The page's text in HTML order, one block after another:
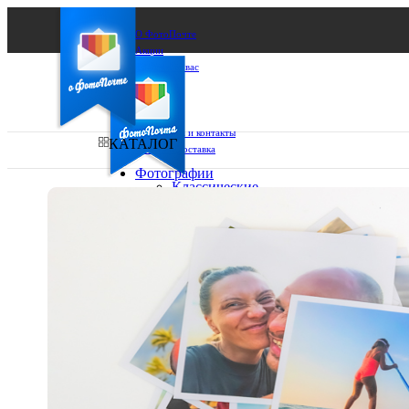
О ФотоПочте
Акции
Сделаем за вас
Бизнесу
FAQ
Франшиза
Поддержка и контакты
Оплата и доставка
Выберите из списка:
КАТАЛОГ
Фотографии
Классические
10х15
15х15
15х20
20х20
20х30
30х30
30х40
Фото
в